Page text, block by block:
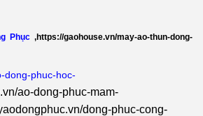
Phục ,https://gaohouse.vn/may-ao-thun-dong-
dong-phuc-hoc-
ao-dong-phuc-mam-
dong-phuc-cong-